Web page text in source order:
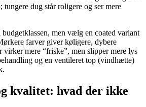
tungere dug står roligere og ser mere
men vælg en coated variant
farver giver køligere, dybere
virker mere “friske”, men slipper mere lys
og en ventileret top (vindhætte)
kvalitet: hvad der ikke